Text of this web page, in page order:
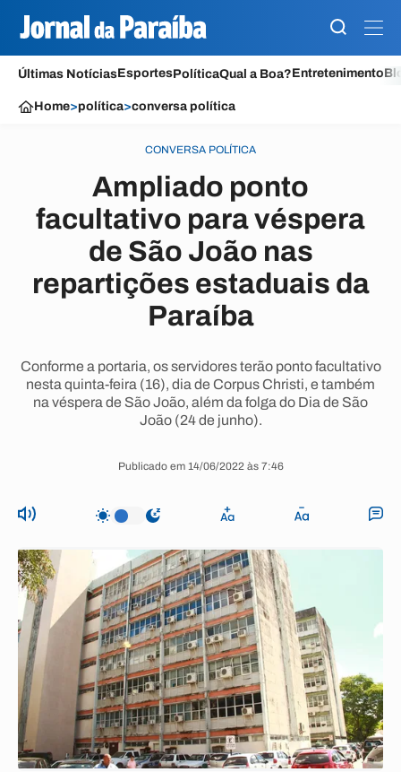
Últimas NotíciasEsportesPolíticaQual a Boa?Entretenimento
Home>política>conversa política
CONVERSA POLÍTICA
Ampliado ponto
facultativo para véspera
de São João nas
repartições estaduais da
Paraíba
Conforme a portaria, os servidores terão ponto facultativo
nesta quinta-feira (16), dia de Corpus Christi, e também
na véspera de São João, além da folga do Dia de São
João (24 de junho).
Publicado em 14/06/2022 às 7:46